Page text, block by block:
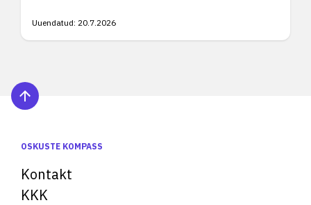
Uuendatud: 20.7.2026
OSKUSTE KOMPASS
Kontakt
KKK